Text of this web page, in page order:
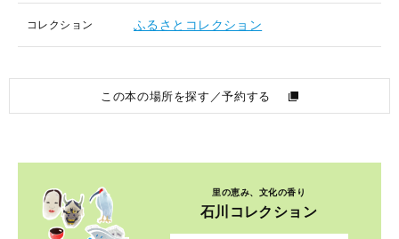
コレクション ふるさとコレクション
この本の場所を探す／予約する
里の恵み、文化の香り
石川コレクション